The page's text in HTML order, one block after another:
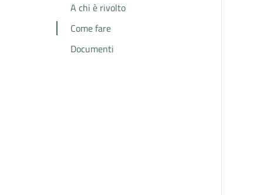
A chi è rivolto
Come fare
Documenti